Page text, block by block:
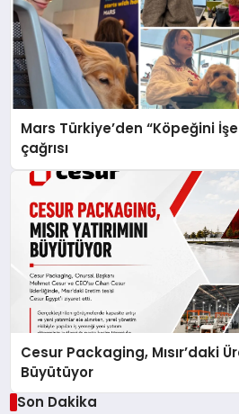
Mars Türkiye’den “Köpeğini
çağrısı
Cesur Packaging, Mısır’daki
Büyütüyor
Son Dakika